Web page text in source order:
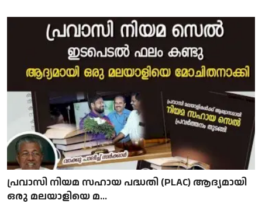
പ്രവാസി നിയമ സഹായ പദ്ധതി (PLAC) ആദ്യമായി
ഒരു മലയാളിയെ മ...